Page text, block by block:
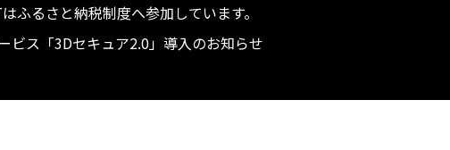
ふるさと納税制度へ参加しています。
ビス「3Dセキュア2.0」導入のお知らせ